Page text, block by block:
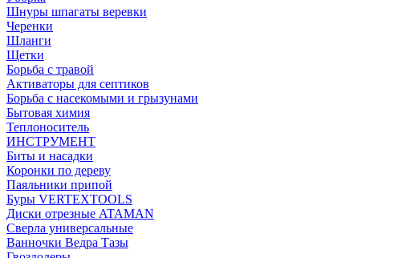
Шнуры шпагаты веревки
Черенки
Шланги
Щетки
Борьба с травой
Активаторы для септиков
Борьба с насекомыми и грызунами
Бытовая химия
Теплоноситель
ИНСТРУМЕНТ
Биты и насадки
Коронки по дереву
Паяльники припой
Буры VERTEXTOOLS
Диски отрезные ATAMAN
Сверла универсальные
Ванночки Ведра Тазы